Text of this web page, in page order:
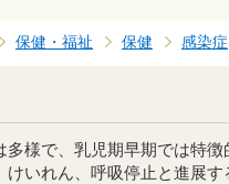
保健・福祉 保健 感染症
様で、乳児期早期では特
いれん、呼吸停止と進展す